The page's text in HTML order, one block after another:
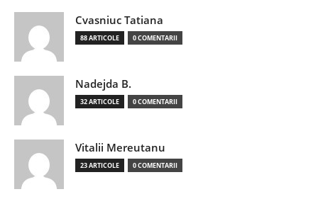
Cvasniuc Tatiana
88 ARTICOLE 0 COMENTARII
Nadejda B.
32 ARTICOLE 0 COMENTARII
Vitalii Mereutanu
23 ARTICOLE 0 COMENTARII